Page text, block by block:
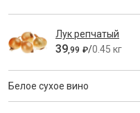
Лук репчатый
39,99 ₽/0.45 кг
Белое сухое вино